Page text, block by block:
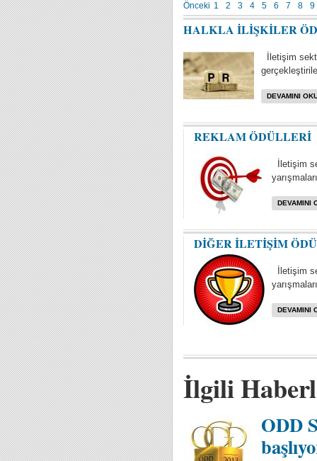
Önceki 1 2 3 4 5 6 7 8 9
HALKLA İLİŞKİLER
İletişim
DEVAMINI
REKLAM ÖDÜLLERİ
İletişim
DEVAMINI
DİĞER İLETİŞİM
İletişim
DEVAMINI
İlgili
ODD